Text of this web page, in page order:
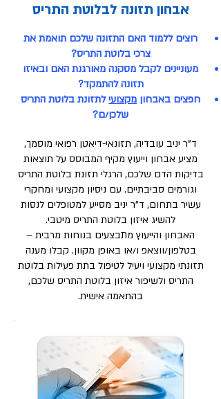
אבחון תזונה לבלוטת התריס
רוצים ללמוד האם התזונה שלכם תואמת את
צרכי בלוטת התריס?
מעוניינים לקבל מסקנה מאורגנת האם ובאיזו
תזונה להתמקד?
חפצים באבחון מקצועילתזונת בלוטת התריס
שלכן/ם?
ד"ר יניב עובדיה, תזונאי-דיאטן רפואי מוסמך,
מציע אבחון וייעוץ מקיף המבוסס על תוצאות
בדיקות הדם שלכם, הרגלי תזונת בלוטת התריס
וגורמים סביבתיים. עם ניסיון מקצועי ומחקרי
עשיר בתחום, ד"ר יניב מסייע למטופלים לנסות
להשיג איזון בלוטת התריס מיטבי.
האבחון והייעוץ מתבצעים בנוחות מרבית –
בטלפון/ווצאפ ו/או באופן מקוון. קבלו מענה
תזונתי מקצועי ויעיל לטיפול בתת פעילות בלוטת
התריס ולשיפור איזון בלוטת התריס שלכם,
בהתאמה אישית.